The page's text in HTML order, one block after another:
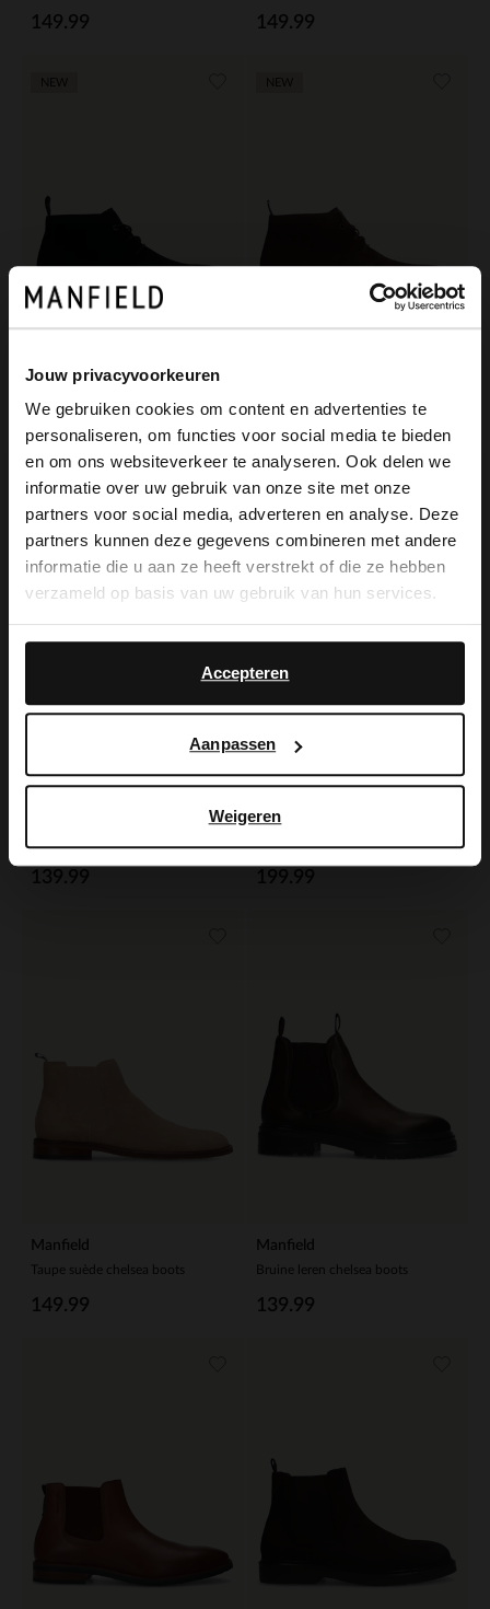
Jouw privacyvoorkeuren
We gebruiken cookies om content en advertenties te
personaliseren, om functies voor social media te bieden
en om ons websiteverkeer te analyseren. Ook delen we
informatie over uw gebruik van onze site met onze
partners voor social media, adverteren en analyse. Deze
partners kunnen deze gegevens combineren met andere
informatie die u aan ze heeft verstrekt of die ze hebben
verzameld op basis van uw gebruik van hun services.
Accepteren
Aanpassen
Weigeren
149.99 149.99
Zwarte suède veterboots Bruine suède veterboots
139.99
NEW
Black label
Manfield
Taupe suède chelsea boots
149.99
Manfield
Bruine leren chelsea boots
139.99
×
View this website in English?
It looks like your language isn't Dutch. Would
you like to switch to English?
English